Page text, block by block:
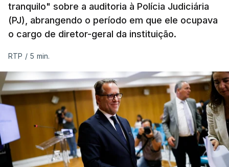
tranquilo" sobre a auditoria à Polícia Judiciária
(PJ), abrangendo o período em que ele ocupava
o cargo de diretor-geral da instituição.
RTP / 5 min.